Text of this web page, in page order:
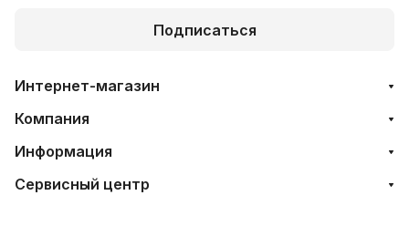
Подписаться
Интернет-магазин
Компания
Информация
Сервисный центр